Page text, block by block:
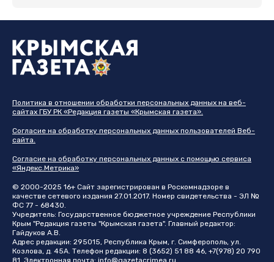
Политика в отношении обработки персональных данных на веб-
сайтах ГБУ РК «Редакция газеты «Крымская газета».
Согласие на обработку персональных данных пользователей Веб-
сайта.
Согласие на обработку персональных данных с помощью сервиса
«Яндекс.Метрика»
© 2000-2025 16+ Сайт зарегистрирован в Роскомнадзоре в
качестве сетевого издания 27.01.2017. Номер свидетельства - ЭЛ №
ФС 77 - 68430.
Учредитель: Государственное бюджетное учреждение Республики
Крым "Редакция газеты "Крымская газета". Главный редактор:
Гайдуков А.В.
Адрес редакции: 295015, Республика Крым, г. Симферополь, ул.
Козлова, д. 45А. Телефон редакции: 8 (3652) 51 88 46, +7(978) 20 790
81. Электронная почта: info@gazetacrimea.ru